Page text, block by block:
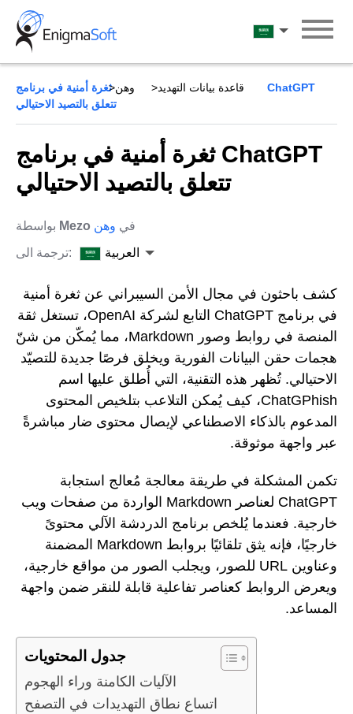
Skip
content
العربية
قاعدة بيانات التهديد وهن ثغرة أمنية في برنامج ChatGPT
تتعلق بالتصيد الاحتيالي
ثغرة أمنية في برنامج ChatGPT
تتعلق بالتصيد الاحتيالي
Mezo في وهن
ترجمة الى:
العربية
كشف باحثون في مجال الأمن السيبراني عن ثغرة أمنية
في برنامج ChatGPT التابع لشركة OpenAI، تستغل ثقة
المنصة في روابط وصور Markdown، مما يُمكّن من شنّ
هجمات حقن البيانات الفورية ويخلق فرصًا جديدة للتصيّد
الاحتيالي. تُظهر هذه التقنية، التي أُطلق عليها اسم
ChatGPhish، كيف يُمكن التلاعب بتلخيص المحتوى
المدعوم بالذكاء الاصطناعي لإيصال محتوى ضار مباشرةً
عبر واجهة موثوقة.
تكمن المشكلة في طريقة معالجة مُعالج استجابة
ChatGPT لعناصر Markdown الواردة من صفحات ويب
خارجية. فعندما يُلخص برنامج الدردشة الآلي محتوىً
خارجيًا، فإنه يثق تلقائيًا بروابط Markdown المضمنة
وعناوين URL للصور، ويجلب الصور من مواقع خارجية،
ويعرض الروابط كعناصر تفاعلية قابلة للنقر ضمن واجهة
المساعد.
جدول المحتويات
الآليات الكامنة وراء الهجوم
اتساع نطاق التهديدات في التصفح